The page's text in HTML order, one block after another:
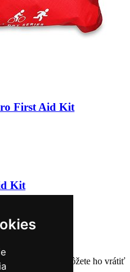
First Aid Kit
Kit
do 24 hodín
tovar nesadne, môžete ho vrátiť